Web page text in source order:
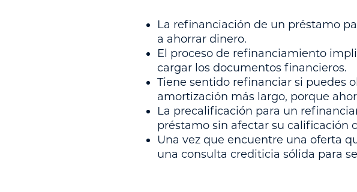
La refinanciación de un préstamo
a ahorrar dinero.
El proceso de refinanciamiento
cargar los documentos financieros.
Tiene sentido refinanciar si puedes
amortización más largo, porque
La precalificación para un
préstamo sin afectar su calificación
Una vez que encuentre una oferta
una consulta crediticia sólida para